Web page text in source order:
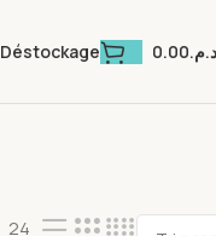
Déstockage د.م.0.00
24